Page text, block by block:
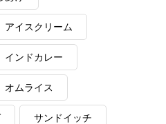
アイスクリーム
インドカレー
オムライス
サンドイッチ